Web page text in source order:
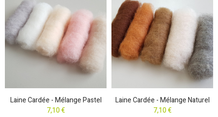
Laine Cardée - Mélange Pastel
7,10 €
Laine Cardée - Mélange Naturel
7,10 €